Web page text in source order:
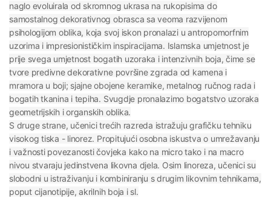
naglo evoluirala od skromnog ukrasa na rukopisima do
samostalnog dekorativnog obrasca sa veoma razvijenom
psihologijom oblika, koja svoj iskon pronalazi u antropomorfnim
uzorima i impresionističkim inspiracijama. Islamska umjetnost je
prije svega umjetnost bogatih uzoraka i intenzivnih boja, čime se
tvore predivne dekorativne površine zgrada od kamena i
mramora u boji; sjajne obojene keramike, metalnog ručnog rada i
bogatih tkanina i tepiha. Svugdje pronalazimo bogatstvo uzoraka
geometrijskih i organskih oblika.
S druge strane, učenici trećih razreda istražuju grafičku tehniku
visokog tiska - linorez. Propitujući osobna iskustva o umrežavanju
i važnosti povezanosti čovjeka kako na micro tako i na macro
nivou stvaraju jedinstvena likovna djela. Osim linoreza, učenici su
slobodni u istraživanju i kombiniranju s drugim likovnim tehnikama,
poput cijanotipije, akrilnih boja i sl.